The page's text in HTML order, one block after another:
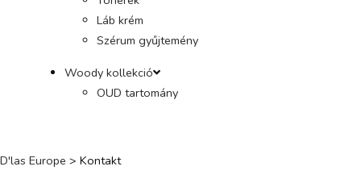
Láb krém
Szérum gyűjtemény
Woody kollekció
OUD tartomány
D'las Europe > Kontakt